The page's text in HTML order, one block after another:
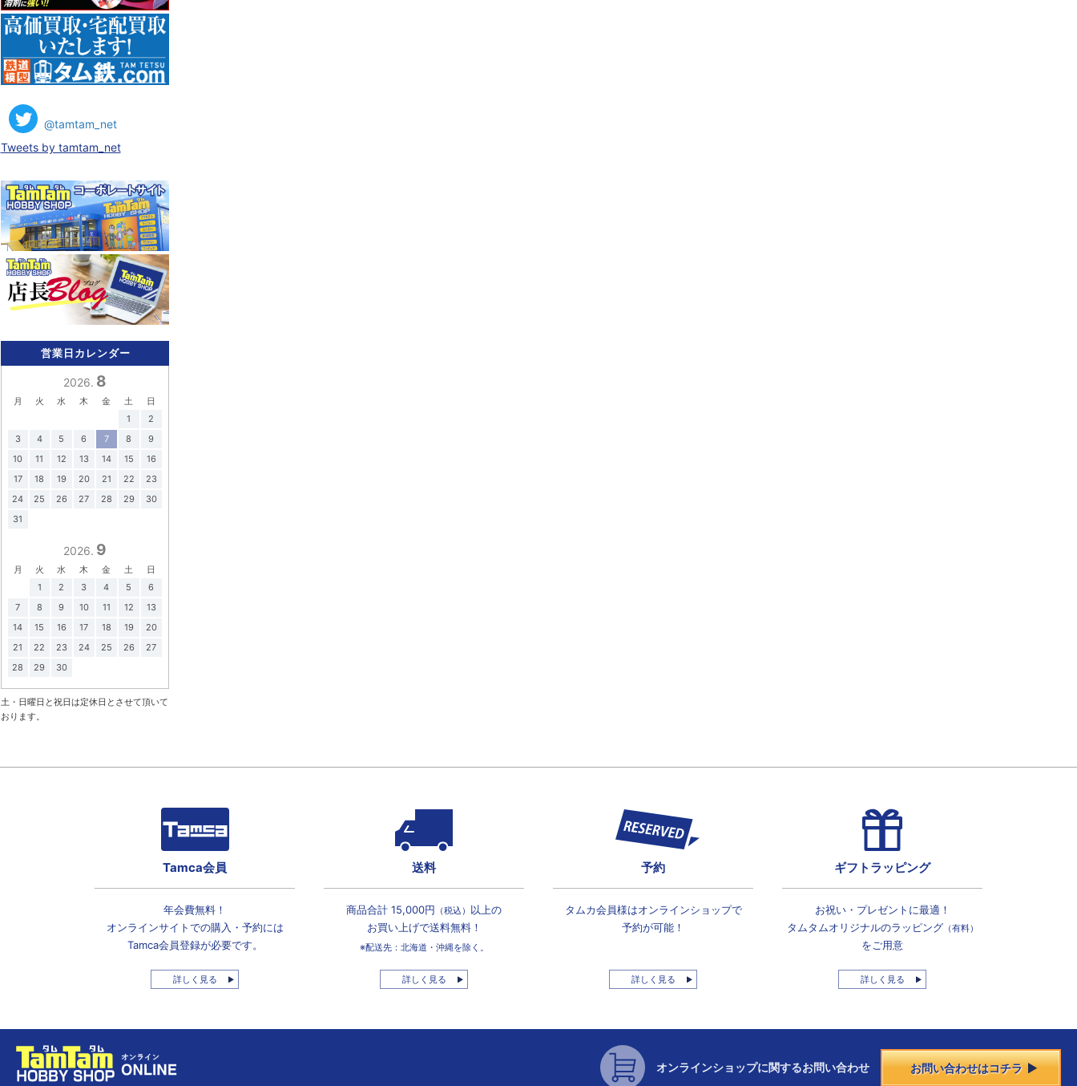
@tamtam_net
Tweets by tamtam_net
営業日カレンダー
2026. 8
月 火 水 木 金 土
日
1
2
3
4 5 6 7 8
9
10
11 12 13 14 15
16
17
18 19 20 21 22
23
24
25 26 27 28 29
30
31
2026. 9
月 火 水 木 金 土
日
1
2 3 4 5
6
7
8 9 10 11 12
13
14
15 16 17 18 19
20
21
22 23 24 25 26
27
28
29 30
土・日曜日と祝日は定休日とさせて頂いて
おります。
Tamca会員
年会費無料！
オンラインサイトでの購入・予約には
Tamca会員登録が必要です。
詳しく見る
送料
商品合計 15,000円 （税込） 以上の
お買い上げで送料無料！
※配送先：北海道・沖縄を除く。
詳しく見る
予約
タムカ会員様はオンラインショップで
予約が可能！
詳しく見る
ギフトラッピング
お祝い・プレゼントに最適！
タムタムオリジナルのラッピング （有料）
をご用意
詳しく見る
オンラインショップに関するお問い合わせ お問い合わせはコチラ